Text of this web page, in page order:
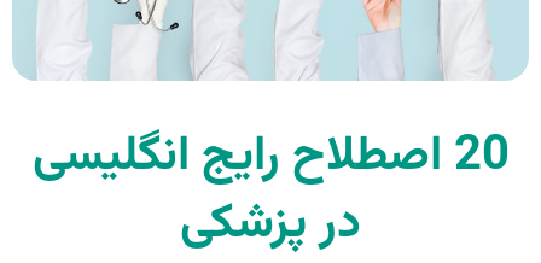
20 اصطلاح رایج انگلیسی
در پزشکی